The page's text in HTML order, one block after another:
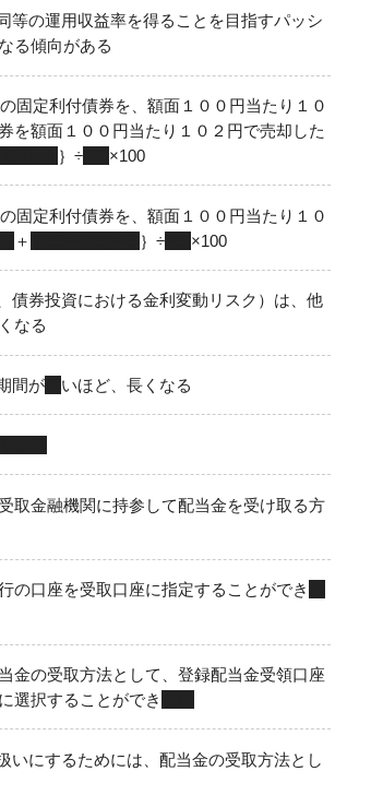
等の運用収益率を得ることを目指すパッシ
る傾向がある
固定利付債券を、額面１００円当たり１０
を額面１００円当たり１０２円で売却した
｝÷101 ×100
固定利付債券を、額面１００円当たり１０
＋ ｝÷101 ×100
債券投資における金利変動リスク）は、他
なる
間が長 いほど、長くなる
取金融機関に持参して配当金を受け取る方
の口座を受取口座に指定することができ
金の受取方法として、登録配当金受領口座
選択することができ
いにするためには、配当金の受取方法とし